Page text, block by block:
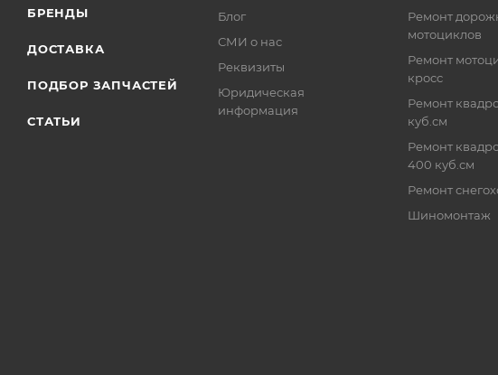
БРЕНДЫ
ДОСТАВКА
ПОДБОР ЗАПЧАСТЕЙ
СТАТЬИ
Блог
СМИ о нас
Реквизиты
Юридическая
информация
Ремонт
мотоциклов
Ремонт
кросс
Ремонт
куб.см
Ремонт
400 куб.см
Ремонт
Шиномонтаж